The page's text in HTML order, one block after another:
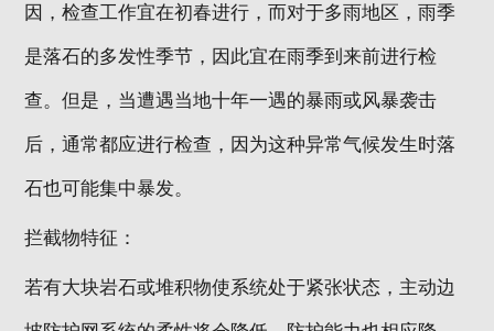
因，检查工作宜在初春进行，而对于多雨地区，雨季
是落石的多发性季节，因此宜在雨季到来前进行检
查。但是，当遭遇当地十年一遇的暴雨或风暴袭击
后，通常都应进行检查，因为这种异常气候发生时落
石也可能集中暴发。
拦截物特征：
若有大块岩石或堆积物使系统处于紧张状态，主动边